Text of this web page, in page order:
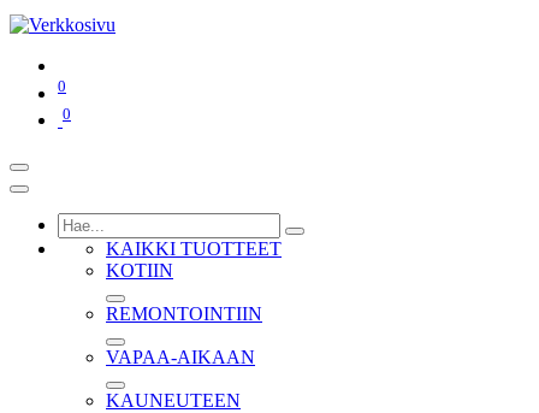
0
0
KAIKKI TUOTTEET
KOTIIN
REMONTOINTIIN
VAPAA-AIKAAN
KAUNEUTEEN